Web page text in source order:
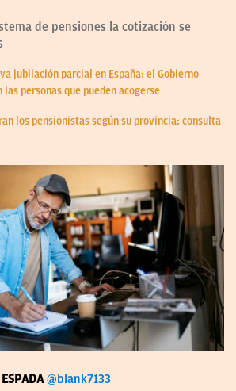
de pensiones la cotización se
jubilación parcial en España: el Gobierno
personas que pueden acogerse
los pensionistas según su provincia: consulta
@blank7133